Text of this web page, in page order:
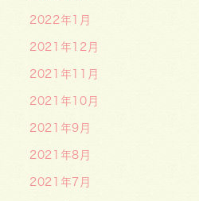
2022年1月
2021年12月
2021年11月
2021年10月
2021年9月
2021年8月
2021年7月